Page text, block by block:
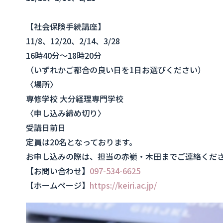
【社会保険手続講座】
11/8、12/20、2/14、3/28
16時40分〜18時20分
（いずれかご都合の良い日を1日お選びください）
〈場所〉
専修学校 大分経理専門学校
〈申し込み締め切り〉
受講日前日
定員は20名となっております。
お申し込みの際は、担当の赤嶺・木田までご連絡くだ
【お問い合わせ】 097-534-6625
【ホームページ】 https://keiri.ac.jp/